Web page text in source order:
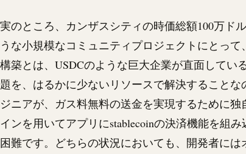
実のところ、カンザスシティの時価総額100万ド
うな小規模なコミュニティプロジェクトにとっ
構築とは、 USDCのような巨大企業が直面してい
題を、はるかに少ないリソースで解決することな
ジニアが、ガス料無料の送金を実現するために独
インを用いてアプリにstablecoinの決済機能を組み
困難です。どちらの状況においても、開発者に